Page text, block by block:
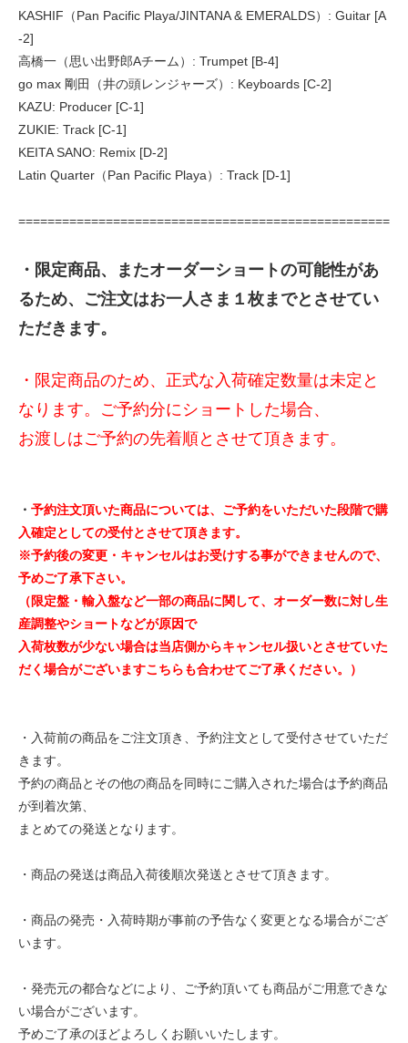
KASHIF（Pan Pacific Playa/JINTANA & EMERALDS）: Guitar [A
-2]
高橋一（思い出野郎Aチーム）: Trumpet [B-4]
go max 剛田（井の頭レンジャーズ）: Keyboards [C-2]
KAZU: Producer [C-1]
ZUKIE: Track [C-1]
KEITA SANO: Remix [D-2]
Latin Quarter（Pan Pacific Playa）: Track [D-1]
===================================================
・限定商品、またオーダーショートの可能性があ
るため、ご注文はお一人さま１枚までとさせてい
ただきます。
・限定商品のため、正式な入荷確定数量は未定と
なります。ご予約分にショートした場合、
お渡しはご予約の先着順とさせて頂きます。
・ 予約注文頂いた商品については、ご予約をいただいた段階で購
入確定としての受付とさせて頂きます。
※予約後の変更・キャンセルはお受けする事ができませんので、
予めご了承下さい。
（限定盤・輸入盤など一部の商品に関して、オーダー数に対し生
産調整やショートなどが原因で
入荷枚数が少ない場合は当店側からキャンセル扱いとさせていた
だく場合がございますこちらも合わせてご了承ください。）
・入荷前の商品をご注文頂き、予約注文として受付させていただ
きます。
予約の商品とその他の商品を同時にご購入された場合は予約商品
が到着次第、
まとめての発送となります。
・商品の発送は商品入荷後順次発送とさせて頂きます。
・商品の発売・入荷時期が事前の予告なく変更となる場合がござ
います。
・発売元の都合などにより、ご予約頂いても商品がご用意できな
い場合がございます。
予めご了承のほどよろしくお願いいたします。